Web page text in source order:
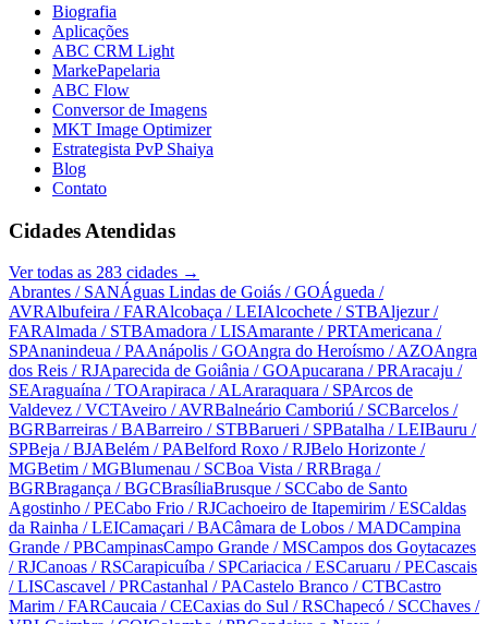
Biografia
Aplicações
ABC CRM Light
MarkePapelaria
ABC Flow
Conversor de Imagens
MKT Image Optimizer
Estrategista PvP Shaiya
Blog
Contato
Cidades Atendidas
Ver todas as 283 cidades →
Abrantes / SANÁguas Lindas de Goiás / GOÁgueda /
AVRAlbufeira / FARAlcobaça / LEIAlcochete / STBAljezur/
FARAlmada / STBAmadora / LISAmarante / PRTAmericana /
SPAnanindeua / PAAnápolis / GOAngra do Heroísmo / AZOAngra
dos Reis / RJAparecida de Goiânia / GOApucarana / PRAracaju /
SEAraguaína / TOArapiraca / ALAraraquara / SPArcos de
Valdevez / VCTAveiro / AVRBalneário Camboriú / SCBarcelos /
BGRBarreiras / BABarreiro / STBBarueri / SPBatalha / LEIBauru /
SPBeja / BJABelém / PABelford Roxo / RJBelo Horizonte /
MGBetim / MGBlumenau / SCBoa Vista / RRBraga /
BGRBragança / BGCBrasíliaBrusque / SCCabo de Santo
Agostinho / PECabo Frio / RJCachoeiro de Itapemirim / ESCaldas
da Rainha / LEICamaçari / BACâmara de Lobos / MADCampina
Grande / PBCampinasCampo Grande / MSCampos dos Goytacazes
/ RJCanoas / RSCarapicuíba / SPCariacica / ESCaruaru / PECascais
/ LISCascavel / PRCastanhal / PACastelo Branco / CTBCastro
Marim / FARCaucaia / CECaxias do Sul / RSChapecó / SCChaves /